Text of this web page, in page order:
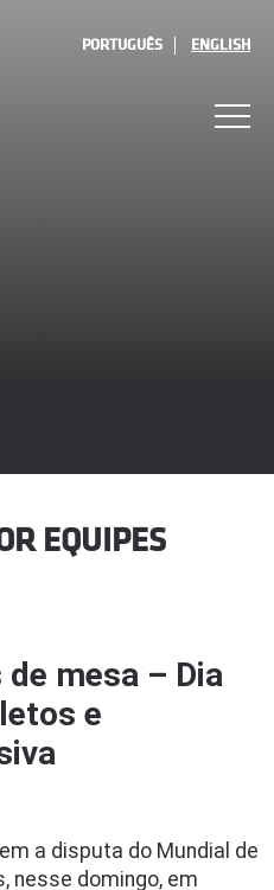
PORTUGUÊS ENGLISH
EQUIPES
mesa – Dia
e
a disputa do Mundial de
nesse domingo, em